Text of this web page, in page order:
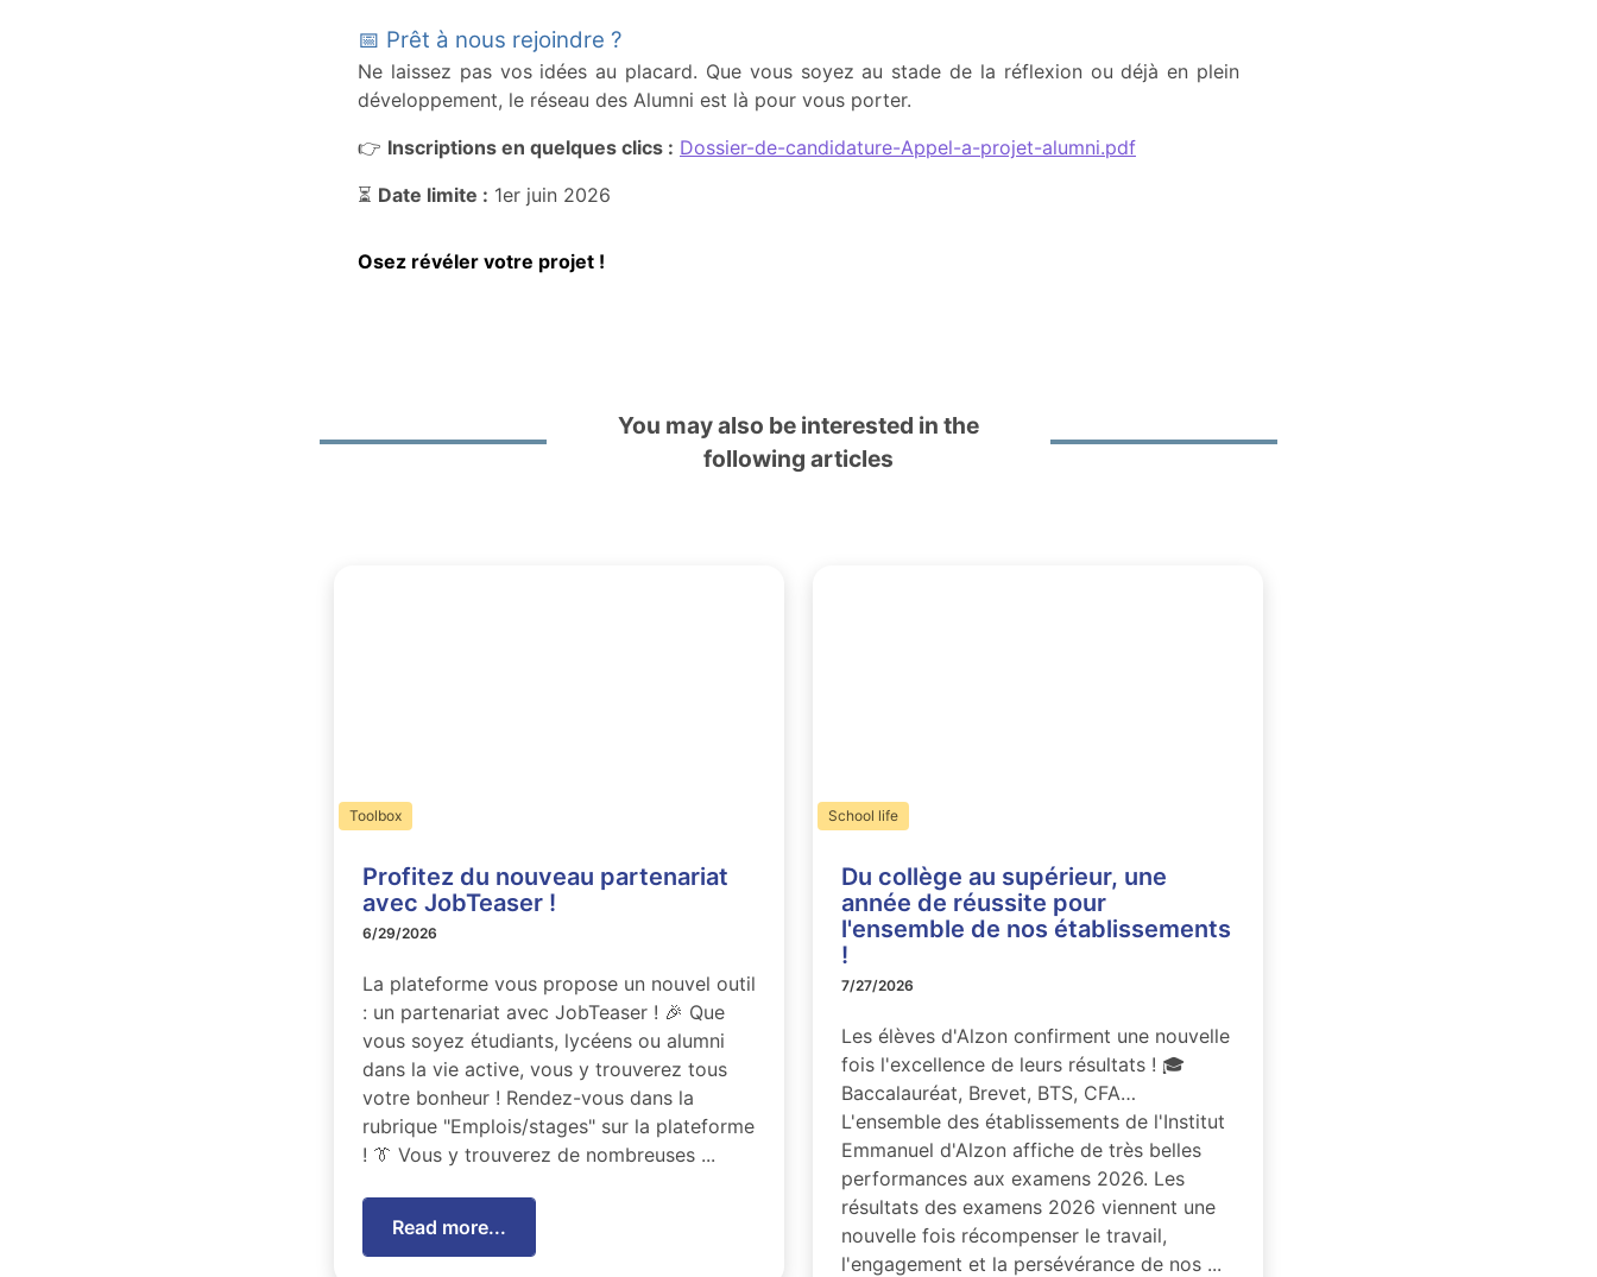
📅 Prêt à nous rejoindre ?
Ne laissez pas vos idées au placard. Que vous soyez au stade de la réflexion ou déjà en plein
développement, le réseau des Alumni est là pour vous porter.
👉 Inscriptions en quelques clics : Dossier-de-candidature-Appel-a-projet-alumni.pdf
⏳ Date limite : 1er juin 2026
Osez révéler votre projet !
You may also be interested in the
following articles
Toolbox
Profitez du nouveau partenariat
avec JobTeaser !
6/29/2026
La plateforme vous propose un nouvel outil
: un partenariat avec JobTeaser ! 🎉 Que
vous soyez étudiants, lycéens ou alumni
dans la vie active, vous y trouverez tous
votre bonheur ! Rendez-vous dans la
rubrique "Emplois/stages" sur la plateforme
! 👔 Vous y trouverez de nombreuses ...
Read more...
School life
Du collège au supérieur, une
année de réussite pour
l'ensemble de nos établissements
!
7/27/2026
Les élèves d'Alzon confirment une nouvelle
fois l'excellence de leurs résultats ! 🎓
Baccalauréat, Brevet, BTS, CFA…
L'ensemble des établissements de l'Institut
Emmanuel d'Alzon affiche de très belles
performances aux examens 2026. Les
résultats des examens 2026 viennent une
nouvelle fois récompenser le travail,
l'engagement et la persévérance de nos ...